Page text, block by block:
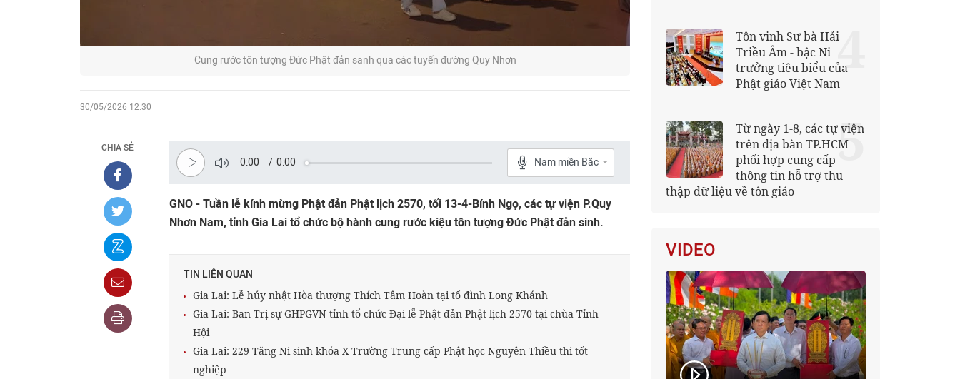
Cung rước tôn tượng Đức Phật đản sanh qua các tuyến đường Quy Nhơn
30/05/2026 12:30
CHIA SẺ
0:00 / 0:00 Nam miền Bắc
GNO - Tuần lễ kính mừng Phật đản Phật lịch 2570, tối 13-4-Bính Ngọ, các tự viện P.Quy
Nhơn Nam, tỉnh Gia Lai tổ chức bộ hành cung rước kiệu tôn tượng Đức Phật đản sinh.
TIN LIÊN QUAN
Gia Lai: Lễ húy nhật Hòa thượng Thích Tâm Hoàn tại tổ đình Long Khánh
Gia Lai: Ban Trị sự GHPGVN tỉnh tổ chức Đại lễ Phật đản Phật lịch 2570 tại chùa Tỉnh
Hội
Gia Lai: 229 Tăng Ni sinh khóa X Trường Trung cấp Phật học Nguyên Thiều thi tốt
nghiệp
Tôn vinh Sư bà Hải
Triều Âm - bậc Ni
trưởng tiêu biểu của
Phật giáo Việt Nam
4
Từ ngày 1-8, các tự viện
trên địa bàn TP.HCM
phối hợp cung cấp
thông tin hỗ trợ thu
thập dữ liệu về tôn giáo
5
VIDEO